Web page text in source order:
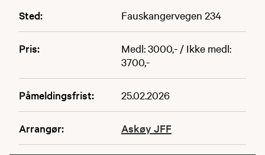
Sted: Fauskangervegen 234
Pris:
Medl: 3000,- / Ikke medl:
3700,-
Påmeldingsfrist: 25.02.2026
Arrangør: Askøy JFF